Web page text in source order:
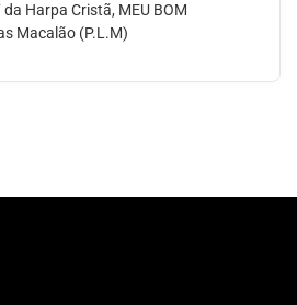
Harpa Cristã, MEU BOM
Macalão (P.L.M)